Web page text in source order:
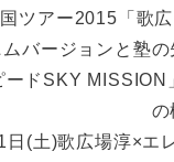
ツアー2015「歌
バージョンと塾
ードSKY
の
日(土)歌広場淳×エ